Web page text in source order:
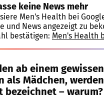
keine News mehr
Men's Health bei
und News angezeigt zu
bestätigen: Men's Health
ab einem
als Mädchen,
bezeichnet – warum?